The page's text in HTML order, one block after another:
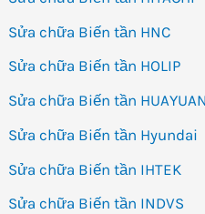
Sửa chữa Biến tần HNC
Sửa chữa Biến tần HOLIP
Sửa chữa Biến tần HUAYUAN
Sửa chữa Biến tần Hyundai
Sửa chữa Biến tần IHTEK
Sửa chữa Biến tần INDVS